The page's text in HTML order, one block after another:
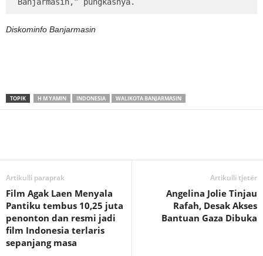
Diskominfo Banjarmasin
TOPIK H M YAMIN INDONESIA WALIKOTA BANJARMASIN
Artikulli paraprak
Film Agak Laen Menyala
Pantiku tembus 10,25 juta
penonton dan resmi jadi
film Indonesia terlaris
sepanjang masa
Artikulli tjetër
Angelina Jolie Tinjau
Rafah, Desak Akses
Bantuan Gaza Dibuka